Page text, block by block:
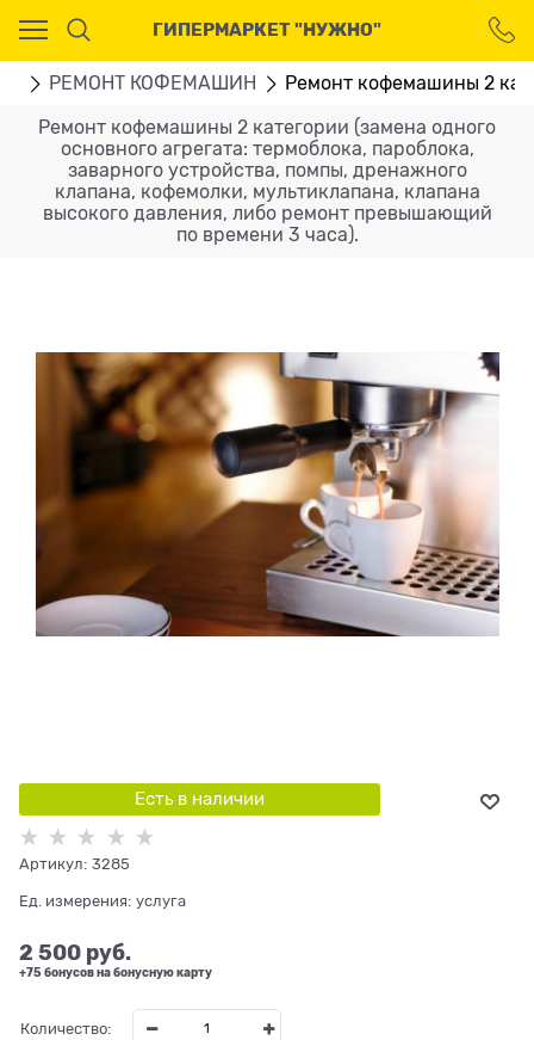
ГИПЕРМАРКЕТ "НУЖНО"
РЕМОНТ КОФЕМАШИН Ремонт кофемашины 2
Ремонт кофемашины 2 категории (замена одного
основного агрегата: термоблока, пароблока,
заварного устройства, помпы, дренажного
клапана, кофемолки, мультиклапана, клапана
высокого давления, либо ремонт превышающий
по времени 3 часа).
Есть в наличии
Артикул: 3285
Ед. измерения: услуга
2 500 руб.
+75 бонусов на бонусную карту
Количество:
Ваш город - Москва,
угадали?
ДА НЕТ